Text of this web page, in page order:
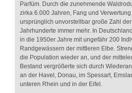
Parfüm. Durch die zunehmende
zirka 6.000 Jahren, Fang und
ursprünglich unvorstellbar große Zahl
Jahrhunderte immer mehr. In
in die 1950er Jahre mit ungefähr 200
Randgewässern der mittleren Elbe.
die Population wieder an, und der
Bestand vergrößerte sich durch
an der Havel, Donau, im Spessart,
unteren Rhein und in der Eifel.